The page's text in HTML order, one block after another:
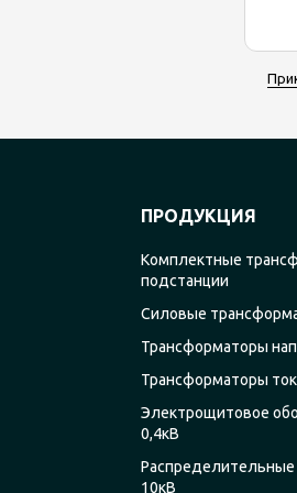
ПРОДУКЦИЯ
Комплектные
подстанции
Силовые
Трансформаторы
Трансформаторы
Электрощитовое
0,4кВ
Распределительные
10кВ